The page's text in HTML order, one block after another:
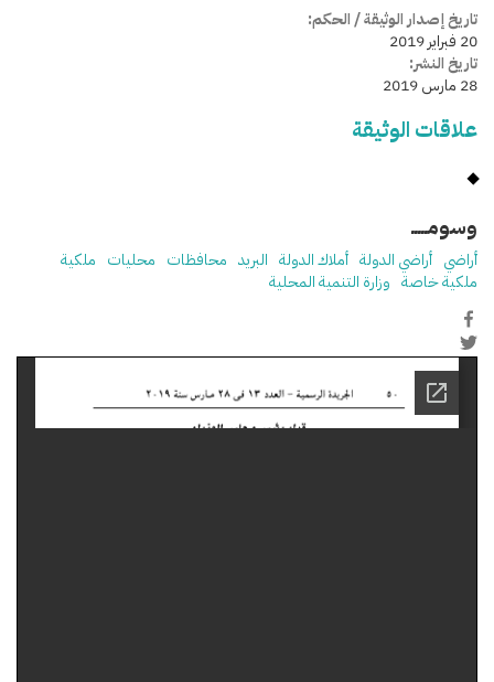
تاريخ إصدار الوثيقة / الحكم:
20 فبراير 2019
تاريخ النشر:
28 مارس 2019
علاقات الوثيقة
وسومـــــ
أراضي أراضي الدولة أملاك الدولة البريد محافظات محليات ملكية
ملكية خاصة وزارة التنمية المحلية